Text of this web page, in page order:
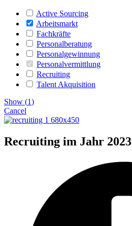
Active Sourcing
Arbeitsmarkt
Fachkräfte
Personalberatung
Personalgewinnung
Personalvermittlung
Recruiting
Talent Akquisition
Show (1)
Cancel
Recruiting im Jahr 2023